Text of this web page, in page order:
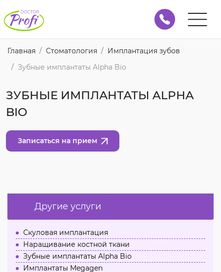
Главная Стоматология
Имплантация зубов
Зубные имплантаты Alpha Bio
ЗУБНЫЕ ИМПЛАНТАТЫ ALPHA
BIO
Записаться на прием
Другие услуги
Скуловая имплантация
Наращивание костной ткани
Зубные имплантаты Alpha Bio
Имплантаты Megagen